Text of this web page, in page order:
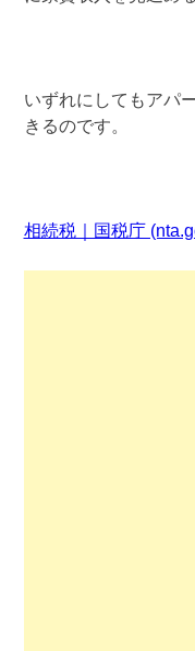
いずれにしてもアパ
きるのです。
相続税｜国税庁